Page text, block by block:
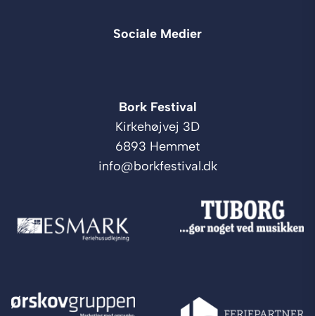
Bork Festival
Kirkehøjvej 3D
6893 Hemmet
info@borkfestival.dk
Sociale Medier